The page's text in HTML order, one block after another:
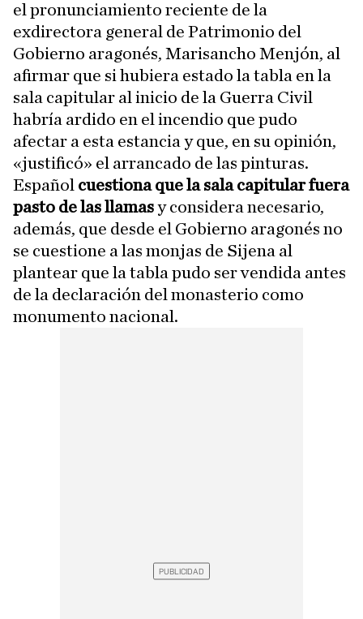
el pronunciamiento reciente de la
exdirectora general de Patrimonio del
Gobierno aragonés, Marisancho Menjón, al
afirmar que si hubiera estado la tabla en la
sala capitular al inicio de la Guerra Civil
habría ardido en el incendio que pudo
afectar a esta estancia y que, en su opinión,
«justificó» el arrancado de las pinturas.
Español cuestiona que la sala capitular fuera
pasto de las llamasy considera necesario,
además, que desde el Gobierno aragonés no
se cuestione a las monjas de Sijena al
plantear que la tabla pudo ser vendida antes
de la declaración del monasterio como
monumento nacional.